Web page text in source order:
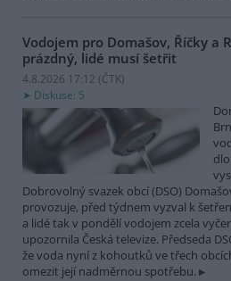
Vodojem pro Domašov, Říčky a
prázdný, lidé musí šetřit
4.8.2026 17:12 (ČTK)
Diskuse: 5
Dobrovolný svazek obcí (DSO)
provozuje, před týdnem vyzval k
a lidé tak v pondělí vodojem zcela
upozornila Česká televize. Předseda
že voda nyní z kohoutků ve třech
omezit její nadměrnou spotřebu.